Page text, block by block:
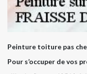
Peinture toiture pas
Pour s’occuper de vos